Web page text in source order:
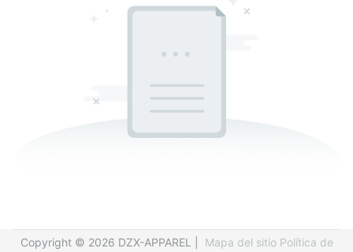
Copyright © 2026 DZX-APPAREL | Mapa del sitio Política de